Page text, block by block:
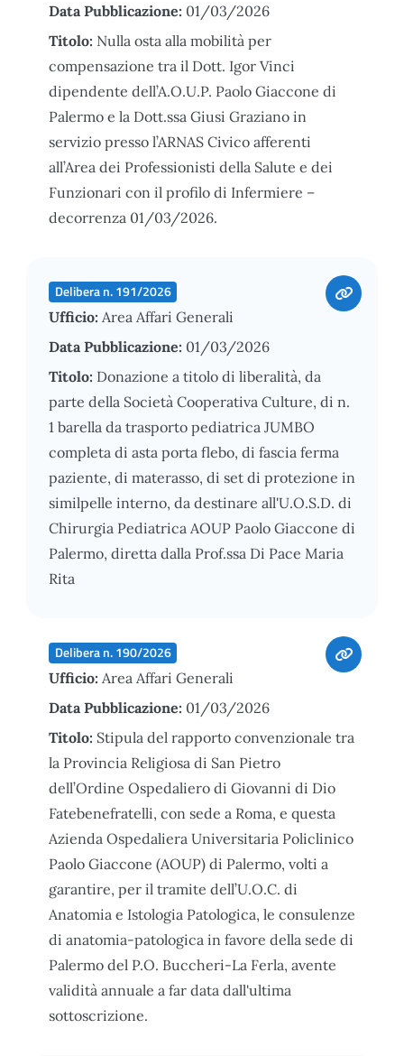
Data Pubblicazione: 01/03/2026
Titolo: Nulla osta alla mobilità per
compensazione tra il Dott. Igor Vinci
dipendente dell’A.O.U.P. Paolo Giaccone di
Palermo e la Dott.ssa Giusi Graziano in
servizio presso l’ARNAS Civico afferenti
all’Area dei Professionisti della Salute e dei
Funzionari con il profilo di Infermiere –
decorrenza 01/03/2026.
Delibera n. 191/2026
Ufficio: Area Affari Generali
Data Pubblicazione: 01/03/2026
Titolo: Donazione a titolo di liberalità, da
parte della Società Cooperativa Culture, di n.
1 barella da trasporto pediatrica JUMBO
completa di asta porta flebo, di fascia ferma
paziente, di materasso, di set di protezione in
similpelle interno, da destinare all'U.O.S.D. di
Chirurgia Pediatrica AOUP Paolo Giaccone di
Palermo, diretta dalla Prof.ssa Di Pace Maria
Rita
Delibera n. 190/2026
Ufficio: Area Affari Generali
Data Pubblicazione: 01/03/2026
Titolo: Stipula del rapporto convenzionale tra
la Provincia Religiosa di San Pietro
dell’Ordine Ospedaliero di Giovanni di Dio
Fatebenefratelli, con sede a Roma, e questa
Azienda Ospedaliera Universitaria Policlinico
Paolo Giaccone (AOUP) di Palermo, volti a
garantire, per il tramite dell’U.O.C. di
Anatomia e Istologia Patologica, le consulenze
di anatomia-patologica in favore della sede di
Palermo del P.O. Buccheri-La Ferla, avente
validità annuale a far data dall'ultima
sottoscrizione.